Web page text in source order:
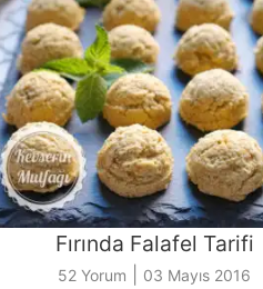
Fırında Falafel Tarifi
52 Yorum 03 Mayıs 2016